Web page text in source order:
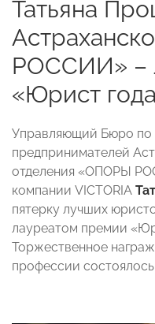
Татьяна
РОССИИ» –
«Юрист
Управляющий Бюро по
предпринимателей
отделения «ОПОРЫ
компании VICTORIA
пятерку лучших
лауреатом премии
Торжественное
профессии